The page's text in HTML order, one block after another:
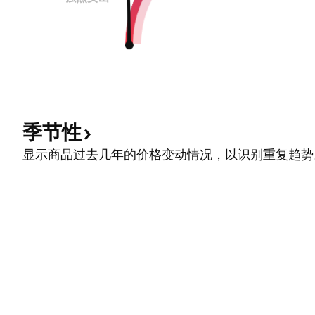
季节性
显示商品过去几年的价格变动情况，以识别重复趋